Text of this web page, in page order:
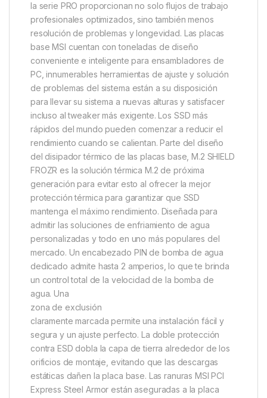
la serie PRO proporcionan no solo flujos de trabajo
profesionales optimizados, sino también menos
resolución de problemas y longevidad. Las placas
base MSI cuentan con toneladas de diseño
conveniente e inteligente para ensambladores de
PC, innumerables herramientas de ajuste y solución
de problemas del sistema están a su disposición
para llevar su sistema a nuevas alturas y satisfacer
incluso al tweaker más exigente. Los SSD más
rápidos del mundo pueden comenzar a reducir el
rendimiento cuando se calientan. Parte del diseño
del disipador térmico de las placas base, M.2 SHIELD
FROZR es la solución térmica M.2 de próxima
generación para evitar esto al ofrecer la mejor
protección térmica para garantizar que SSD
mantenga el máximo rendimiento. Diseñada para
admitir las soluciones de enfriamiento de agua
personalizadas y todo en uno más populares del
mercado. Un encabezado PIN de bomba de agua
dedicado admite hasta 2 amperios, lo que te brinda
un control total de la velocidad de la bomba de
agua. Una
zona de exclusión
claramente marcada permite una instalación fácil y
segura y un ajuste perfecto. La doble protección
contra ESD dobla la capa de tierra alrededor de los
orificios de montaje, evitando que las descargas
estáticas dañen la placa base. Las ranuras MSI PCI
Express Steel Armor están aseguradas a la placa